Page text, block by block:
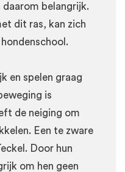
belangrijk.
dit ras, kan zich
en spelen graag
is
de neiging om
Een te zware
Door hun
om hen geen